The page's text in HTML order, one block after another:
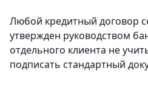
Любой кредитный договор
утвержден руководством
отдельного клиента не
подписать стандартный